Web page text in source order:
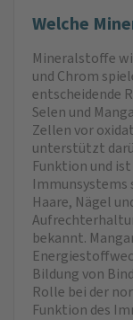
Welche
Mineralstoffe
und Chrom
entscheidende
Selen und
Zellen vor
unterstützt
Funktion und
Immunsystems
Haare, Nägel
bekannt.
Bildung von
Rolle bei der
Funktion des